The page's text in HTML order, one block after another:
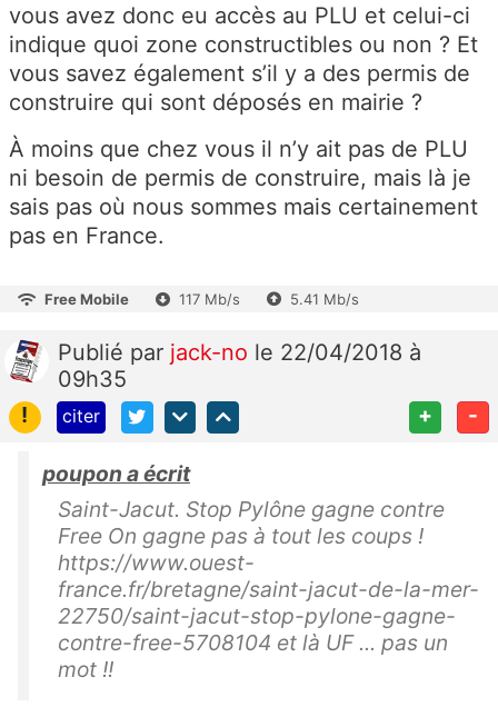
vous avez donc eu accès au PLU et celui-ci
indique quoi zone constructibles ou non ? Et
vous savez également s’il y a des permis de
construire qui sont déposés en mairie ?
À moins que chez vous il n’y ait pas de PLU
ni besoin de permis de construire, mais là je
sais pas où nous sommes mais certainement
pas en France.
Free Mobile 117 Mb/s 5.41 Mb/s
Publié par jack-no le 22/04/2018 à
09h35
!
citer + -
poupon a écrit
Saint-Jacut. Stop Pylône gagne contre
Free On gagne pas à tout les coups !
https://www.ouest-
france.fr/bretagne/saint-jacut-de-la-mer-
22750/saint-jacut-stop-pylone-gagne-
contre-free-5708104 et là UF ... pas un
mot !!